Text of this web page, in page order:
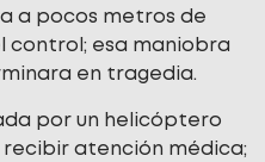
a pocos metros de
esa maniobra
en tragedia.
por un helicóptero
atención médica;